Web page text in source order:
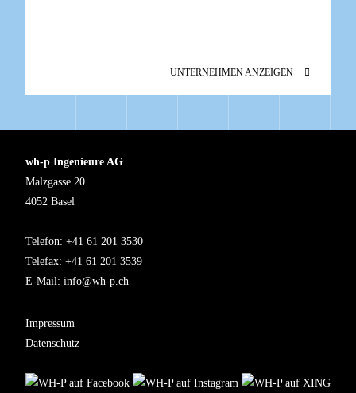
UNTERNEHMEN ANZEIGEN
wh-p Ingenieure AG
Malzgasse 20
4052 Basel
Telefon: +41 61 201 3530
Telefax: +41 61 201 3539
E-Mail: info@wh-p.ch
Impressum
Datenschutz